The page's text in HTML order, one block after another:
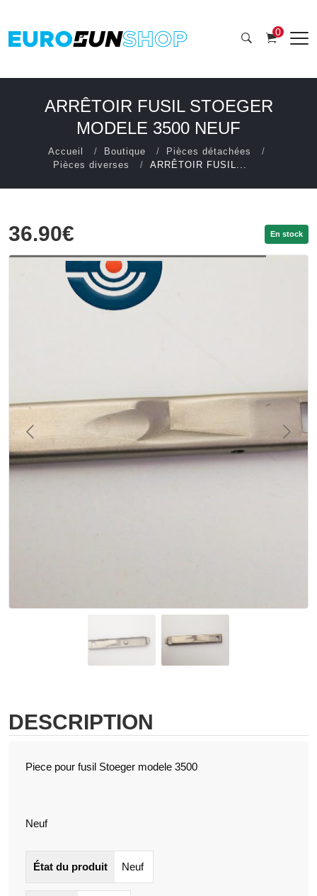
0
ARRÊTOIR FUSIL STOEGER
MODELE 3500 NEUF
Accueil Boutique
Pièces détachées
Pièces diverses
ARRÊTOIR FUSIL...
36.90€ En stock
DESCRIPTION
Piece pour fusil Stoeger modele 3500
Neuf
État du produit Neuf